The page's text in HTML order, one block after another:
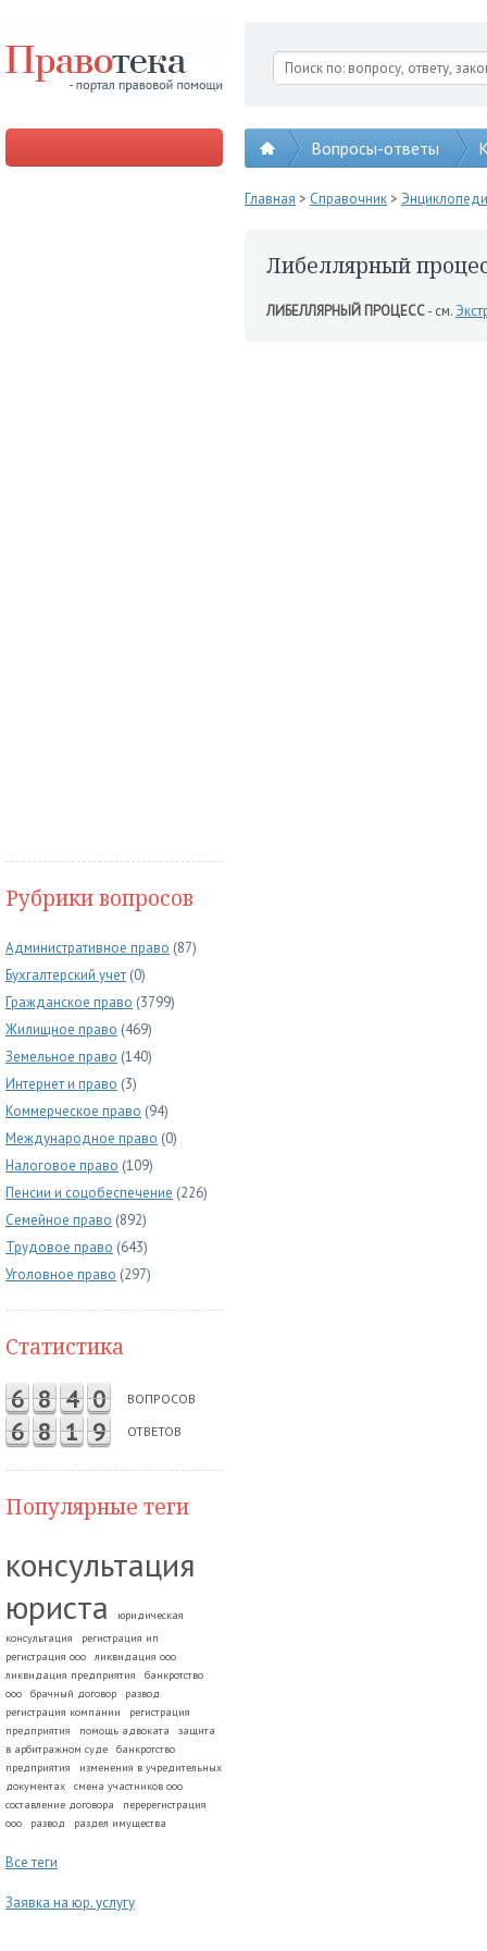
Вопросы-ответы
Рубрики вопросов
Административное право (87)
Бухгалтерский учет (0)
Гражданское право (3799)
Жилищное право (469)
Земельное право (140)
Интернет и право (3)
Коммерческое право (94)
Международное право (0)
Налоговое право (109)
Пенсии и соцобеспечение (226)
Семейное право (892)
Трудовое право (643)
Уголовное право (297)
Статистика
6 8 4 0 ВОПРОСОВ
6 8 1 9 ОТВЕТОВ
Популярные теги
консультация
юриста
юридическая
консультация
регистрация ип
регистрация ооо
ликвидация ооо
ликвидация предприятия
банкротство
ооо
брачный договор
развод.
регистрация компании
регистрация
предприятия
помощь адвоката
защита
в арбитражном суде
банкротство
предприятия
изменения в учредительных
документах
смена участников ооо
составление договора
перерегистрация
ооо
развод раздел имущества
Все теги
Заявка на юр. услугу
Главная > Справочник>
Либеллярный
ЛИБЕЛЛЯРНЫЙ ПРОЦЕСС- см.